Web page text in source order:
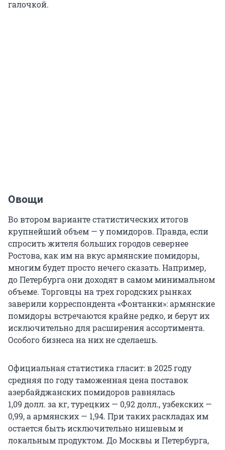
галочкой.
Овощи
Во втором варианте статистических итогов
крупнейший объем — у помидоров. Правда, если
спросить жителя больших городов севернее
Ростова, как им на вкус армянские помидоры,
многим будет просто нечего сказать. Например,
до Петербурга они доходят в самом минимальном
объеме. Торговцы на трех городских рынках
заверили корреспондента «Фонтанки»: армянские
помидоры встречаются крайне редко, и берут их
исключительно для расширения ассортимента.
Особого бизнеса на них не сделаешь.
Официальная статистика гласит: в 2025 году
средняя по году таможенная цена поставок
азербайджанских помидоров равнялась
1,09 долл. за кг, турецких — 0,92 долл., узбекских —
0,99, а армянских — 1,94. При таких раскладах им
остается быть исключительно нишевым и
локальным продуктом. До Москвы и Петербурга,